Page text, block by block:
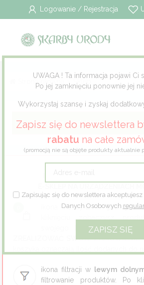
Logowanie / Rejestracja
Strona główna > Sklep
INFORMACJA DLA
ikona koszyka wprawym
swojego koszyka. Za jego
ZREALIZOWAĆ SWOJE ZAMÓWIENIE.
ikona filtracji w lewym
filtrowanie produktów. Po
UWAGA ! Ta informacja pojawi Ci
Po jej zamknięciu ponownie jej
Wykorzystaj szansę i zyskaj
Zapisz się do newslettera
rabatu na całe
(promocją nie są objęte produkty aktualnie
Zapisując się do newslettera akceptujesz
Danych Osobowych
Marka
Be Extreme
BIO Pharma
Blond Time
Eco Fashion
Energy of Vitamins
Family Doctor
LEGANZA
Wszystkie
Pielęgnacja twarzy
Pielęgnacja stóp
Pielęgnacja jamy ustnej
Dla mężczyzn
Płatność i dostawa
Regulamin